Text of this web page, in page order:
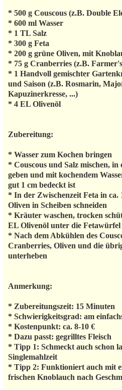
* 500 g Couscous (z.B. Double
* 600 ml Wasser
* 1 TL Salz
* 300 g Feta
* 200 g grüne Oliven, mit
* 75 g Cranberries (z.B.
* 1 Handvoll gemischter
und Saison (z.B. Rosmarin,
Kapuzinerkresse, ...)
* 4 EL Olivenöl
Zubereitung:
* Wasser zum Kochen bringen
* Couscous und Salz mischen, in
geben und mit kochendem
gut 1 cm bedeckt ist
* In der Zwischenzeit Feta in
Oliven in Scheiben schneiden
* Kräuter waschen, trocken
EL Olivenöl unter die Fetawürfel
* Nach dem Abkühlen des
Cranberries, Oliven und die
unterheben
Anmerkung:
* Zubereitungszeit: 15 Minuten
* Schwierigkeitsgrad: am
* Kostenpunkt: ca. 8-10 €
* Dazu passt: gegrilltes Fleisch
* Tipp 1: Schmeckt auch schon
Singlemahlzeit
* Tipp 2: Funktioniert auch mit
frischen Knoblauch nach